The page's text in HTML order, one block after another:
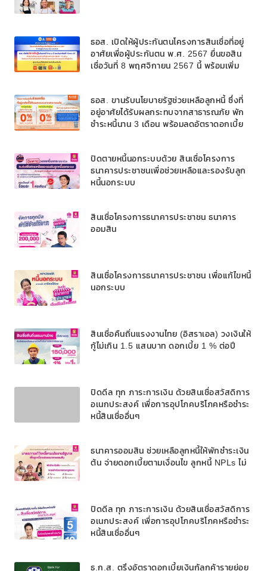
ธอส. เปิดให้ผู้ประกันตนโครงการสินเชื่อที่อยู่
อาศัยเพื่อผู้ประกันตน พ.ศ. 2567 ยื่นขอสิน
เชื่อวันที่ 8 พฤศจิกายน 2567 นี้ พร้อมเพิ่ม
ธอส. ขานรับนโยบายรัฐช่วยเหลือลูกหนี้ ซึ่งที่
อยู่อาศัยได้รับผลกระทบจากสาธารณภัย พัก
ชำระหนี้นาน 3 เดือน พร้อมลดอัตราดอกเบี้ย
ปิดตายหนี้นอกระบบด้วย สินเชื่อโครงการ
ธนาคารประชาชนเพื่อช่วยเหลือและรองรับลูก
หนี้นอกระบบ
สินเชื่อโครงการธนาคารประชาชน ธนาคาร
ออมสิน
สินเชื่อโครงการธนาคารประชาชน เพื่อแก้ไขหนี้
นอกระบบ
สินเชื่อคืนถิ่นแรงงานไทย (อิสราเอล) วงเงินให้
กู้ไม่เกิน 1.5 แสนบาท ดอกเบี้ย 1 % ต่อปี
ปิดดีล ทุก ภาระการเงิน ด้วยสินเชื่อสวัสดิการ
อเนกประสงค์ เพื่อการอุปโภคบริโภคหรือชำระ
หนี้สินเชื่ออื่นๆ
ธนาคารออมสิน ช่วยเหลือลูกหนี้ให้พักชำระเงิน
ต้น จ่ายดอกเบี้ยตามเงื่อนไข ลูกหนี้ NPLs ไม่
ปิดดีล ทุก ภาระการเงิน ด้วยสินเชื่อสวัสดิการ
อเนกประสงค์ เพื่อการอุปโภคบริโภคหรือชำระ
หนี้สินเชื่ออื่นๆ
ธ.ก.ส. ตรึงอัตราดอกเบี้ยเงินกู้ลูกค้ารายย่อย